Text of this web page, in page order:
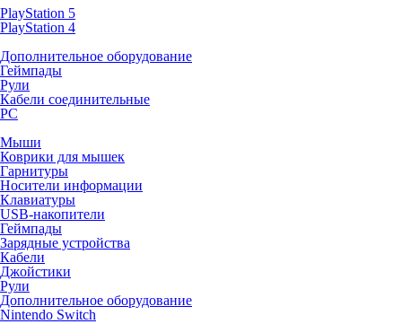
PlayStation 5
PlayStation 4
Дополнительное оборудование
Геймпады
Рули
Кабели соединительные
PC
Мыши
Коврики для мышек
Гарнитуры
Носители информации
Клавиатуры
USB-накопители
Геймпады
Зарядные устройства
Кабели
Джойстики
Рули
Дополнительное оборудование
Nintendo Switch